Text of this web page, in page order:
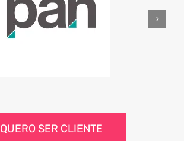
QUERO SER CLIENTE